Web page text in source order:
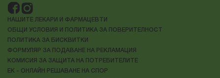
НАШИТЕ ЛЕКАРИ И ФАРМАЦЕВТИ
ОБЩИ УСЛОВИЯ И ПОЛИТИКА ЗА ПОВЕРИТЕЛНОСТ
ПОЛИТИКА ЗА БИСКВИТКИ
ФОРМУЛЯР ЗА ПОДАВАНЕ НА РЕКЛАМАЦИЯ
КОМИСИЯ ЗА ЗАЩИТА НА ПОТРЕБИТЕЛИТЕ
ЕК - ОНЛАЙН РЕШАВАНЕ НА СПОР